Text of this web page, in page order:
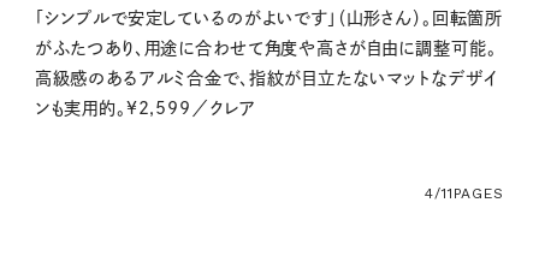
「シンプルで安定しているのがよいです」（山形さん）。回転箇所
がふたつあり、用途に合わせて角度や高さが自由に調整可能。
高級感のあるアルミ合金で、指紋が目立たないマットなデザイ
ンも実用的。¥2,599／クレア
4/11 PAGES